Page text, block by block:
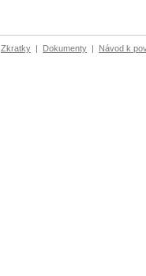
Zkratky | Dokumenty | Návod k